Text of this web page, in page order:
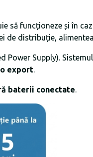
să funcționeze și în
de distribuție,
Power Supply).
export.
baterii conectate.